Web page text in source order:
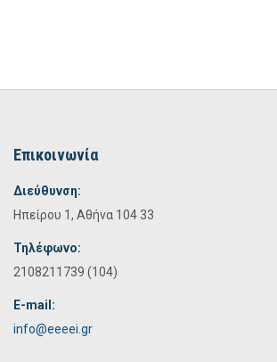
Επικοινωνία
Διεύθυνση:
Ηπείρου 1, Αθήνα 104 33
Τηλέφωνο:
2108211739 (104)
E-mail:
info@eeeei.gr